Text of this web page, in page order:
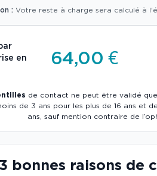
: Votre reste à charge sera calculé à
en
64,00 €
de contact ne peut être validé
de 3 ans pour les plus de 16 ans et
ans, sauf mention contraire de
3 bonnes raisons de